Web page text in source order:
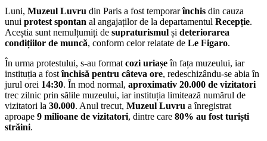
Luni, Muzeul Luvru din Paris a fost temporarînchis din cauza
unui protest spontan al angajaților de la departamentul Recepție.
Aceștia sunt nemulțumiți de supraturismul și deteriorarea
condițiilor de muncă, conform celor relatate de Le Figaro.
În urma protestului, s-au format cozi uriașeîn fața muzeului, iar
instituția a fostînchisă pentru câteva ore, redeschizându-se abia în
jurul orei 14:30. În mod normal, aproximativ 20.000 de vizitatori
trec zilnic prin sălile muzeului, iar instituția limitează numărul de
vizitatori la 30.000. Anul trecut, Muzeul Luvru a înregistrat
aproape 9 milioane de vizitatori, dintre care 80% au fost turiști
străini.